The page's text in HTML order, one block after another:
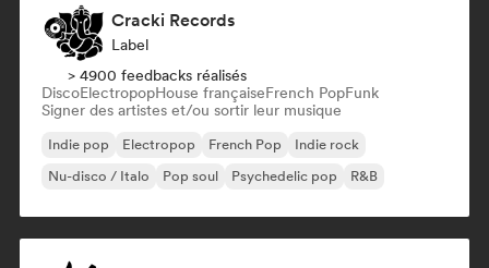
Cracki Records
Label
> 4900 feedbacks réalisés
DiscoElectropopHouse françaiseFrench PopFunk
Signer des artistes et/ou sortir leur musique
Indie pop Electropop French Pop
Indie rock
Nu-disco / Italo
Pop soul Psychedelic pop R&B